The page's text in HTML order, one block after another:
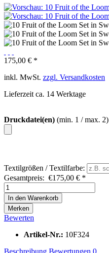
175,00 € *
inkl. MwSt. zzgl. Versandkosten
Lieferzeit ca. 14 Werktage
Druckdatei(en) (min. 1 / max. 2)
Textilgrößen / Textilfarbe:
Gesamtpreis: €175,00 € *
In den Warenkorb
Merken
Bewerten
Artikel-Nr.: 10F324
Beschreibung Bewertungen 0